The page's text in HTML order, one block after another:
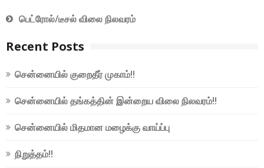
பெட்ரோல்/டீசல் விலை நிலவரம்
Recent Posts
சென்னையில் குறைதீர் முகாம்!!
சென்னையில் தங்கத்தின் இன்றைய விலை நிலவரம்!!
சென்னையில் மிதமான மழைக்கு வாய்ப்பு
நிறுத்தம்!!